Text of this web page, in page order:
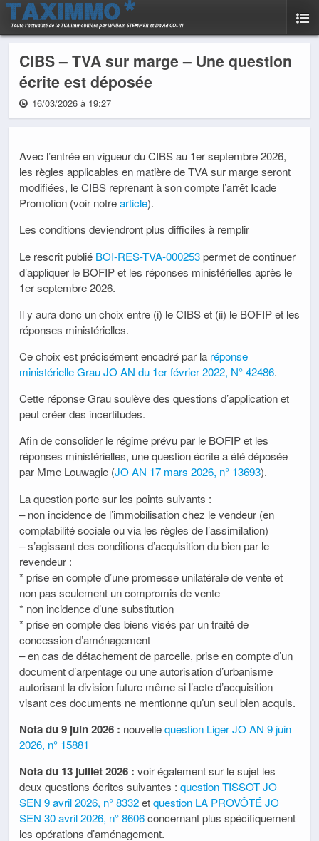
CIBS – TVA sur marge – Une question
écrite est déposée
16/03/2026 à 19:27
Avec l’entrée en vigueur du CIBS au 1er septembre 2026,
les règles applicables en matière de TVA sur marge seront
modifiées, le CIBS reprenant à son compte l’arrêt Icade
Promotion (voir notrearticle).
Les conditions deviendront plus difficiles à remplir
Le rescrit publié BOI-RES-TVA-000253permet de continuer
d’appliquer le BOFIP et les réponses ministérielles après le
1er septembre 2026.
Il y aura donc un choix entre (i) le CIBS et (ii) le BOFIP et les
réponses ministérielles.
Ce choix est précisément encadré par la réponse
ministérielle Grau JO AN du 1er février 2022, N° 42486.
Cette réponse Grau soulève des questions d’application et
peut créer des incertitudes.
Afin de consolider le régime prévu par le BOFIP et les
réponses ministérielles, une question écrite a été déposée
par Mme Louwagie (JO AN 17 mars 2026, n° 13693).
La question porte sur les points suivants :
– non incidence de l’immobilisation chez le vendeur (en
comptabilité sociale ou via les règles de l’assimilation)
– s’agissant des conditions d’acquisition du bien par le
revendeur :
* prise en compte d’une promesse unilatérale de vente et
non pas seulement un compromis de vente
* non incidence d’une substitution
* prise en compte des biens visés par un traité de
concession d’aménagement
– en cas de détachement de parcelle, prise en compte d’un
document d’arpentage ou une autorisation d’urbanisme
autorisant la division future même si l’acte d’acquisition
visant ces documents ne mentionne qu’un seul bien acquis.
Nota du 9 juin 2026 : nouvellequestion Liger JO AN 9 juin
2026, n° 15881
Nota du 13 juillet 2026 : voir également sur le sujet les
deux questions écrites suivantes : question TISSOT JO
SEN 9 avril 2026, n° 8332etquestion LA PROVÔTÉ JO
SEN 30 avril 2026, n° 8606concernant plus spécifiquement
les opérations d’aménagement.